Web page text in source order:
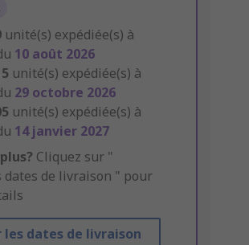
unité(s) expédiée(s) à
10 août 2026
unité(s) expédiée(s) à
29 octobre 2026
unité(s) expédiée(s) à
14 janvier 2027
Cliquez sur "
de livraison " pour
les dates de livraison